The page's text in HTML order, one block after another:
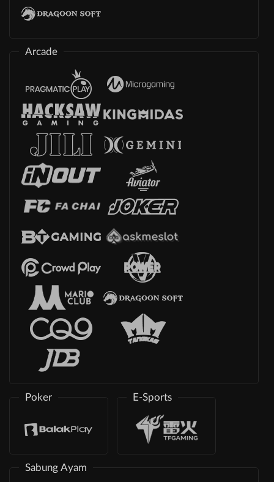
Arcade
Poker E-Sports
Sabung Ayam